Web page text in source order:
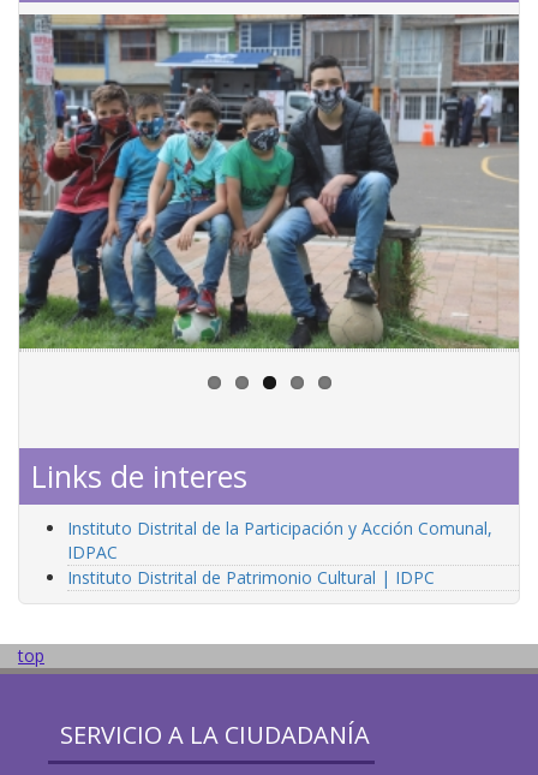
Links de interes
Instituto Distrital de la Participación y Acción Comunal,
IDPAC
Instituto Distrital de Patrimonio Cultural | IDPC
top
SERVICIO A LA CIUDADANÍA